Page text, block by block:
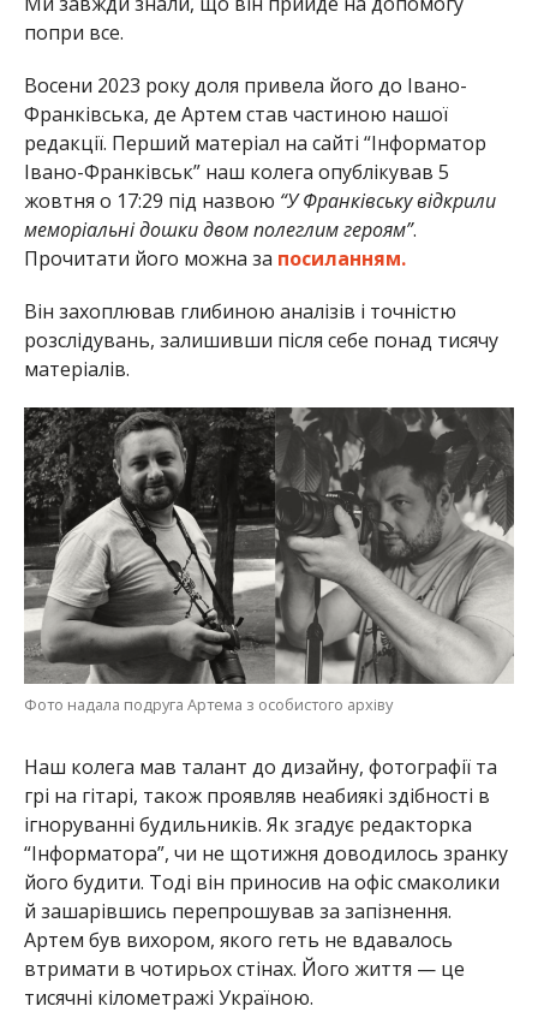
попри все.
Восени 2023 року доля привела його до Івано-
Франківська, де Артем став частиною нашої
редакції. Перший матеріал на сайті “Інформатор
Івано-Франківськ” наш колега опублікував 5
жовтня о 17:29 під назвою “У Франківську відкрили
меморіальні дошки двом полеглим героям”.
Прочитати його можна за посиланням.
Він захоплював глибиною аналізів і точністю
розслідувань, залишивши після себе понад тисячу
матеріалів.
Фото надала подруга Артема з особистого архіву
Наш колега мав талант до дизайну, фотографії та
грі на гітарі, також проявляв неабиякі здібності в
ігноруванні будильників. Як згадує редакторка
“Інформатора”, чи не щотижня доводилось зранку
його будити. Тоді він приносив на офіс смаколики
й зашарівшись перепрошував за запізнення.
Артем був вихором, якого геть не вдавалось
втримати в чотирьох стінах. Його життя — це
тисячні кілометражі Україною.